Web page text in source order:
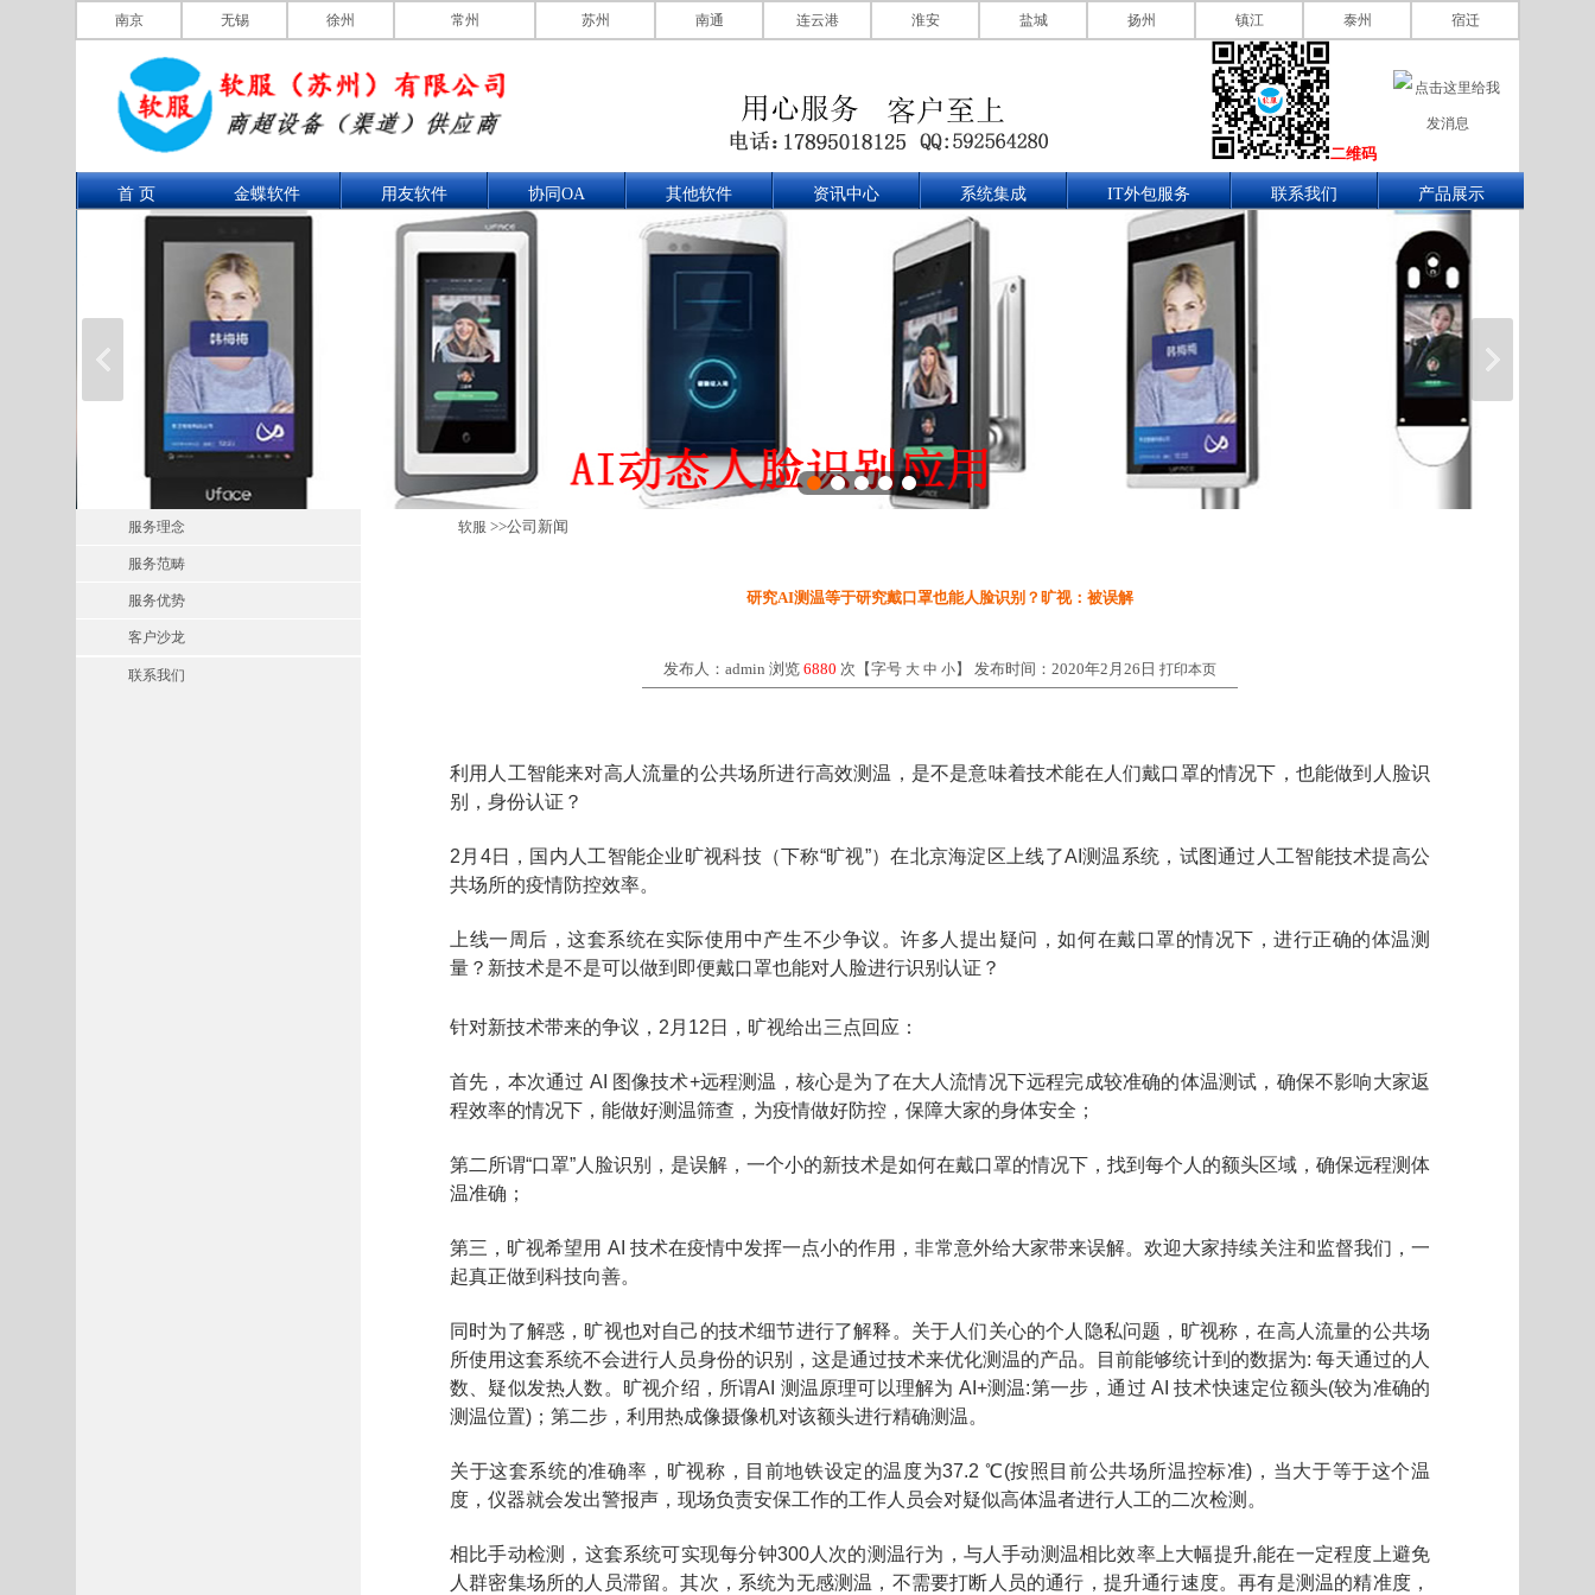
南京 无锡 徐州 常州 苏州 南通 连云港 淮安 盐城 扬州 镇江 泰州 宿迁
二维码
首 页 金蝶软件 用友软件 协同OA 其他软件 资讯中心 系统集成 IT外包服务 联系我们 产品展示
服务理念
服务范畴
服务优势
客户沙龙
联系我们
软服 >>公司新闻
研究AI测温等于研究戴口罩也能人脸识别？旷视：被误解
发布人：admin 浏览 6880 次【字号 大 中 小】 发布时间：2020年2月26日 打印本页
利用人工智能来对高人流量的公共场所进行高效测温，是不是意味着技术能在人们戴口罩的情况下，也能做到人脸识
别，身份认证？
2月4日，国内人工智能企业旷视科技（下称“旷视”）在北京海淀区上线了AI测温系统，试图通过人工智能技术提高公
共场所的疫情防控效率。
上线一周后，这套系统在实际使用中产生不少争议。许多人提出疑问，如何在戴口罩的情况下，进行正确的体温测
量？新技术是不是可以做到即便戴口罩也能对人脸进行识别认证？
针对新技术带来的争议，2月12日，旷视给出三点回应：
首先，本次通过 AI 图像技术+远程测温，核心是为了在大人流情况下远程完成较准确的体温测试，确保不影响大家返
程效率的情况下，能做好测温筛查，为疫情做好防控，保障大家的身体安全；
第二所谓“口罩”人脸识别，是误解，一个小的新技术是如何在戴口罩的情况下，找到每个人的额头区域，确保远程测体
温准确；
第三，旷视希望用 AI 技术在疫情中发挥一点小的作用，非常意外给大家带来误解。欢迎大家持续关注和监督我们，一
起真正做到科技向善。
同时为了解惑，旷视也对自己的技术细节进行了解释。关于人们关心的个人隐私问题，旷视称，在高人流量的公共场
所使用这套系统不会进行人员身份的识别，这是通过技术来优化测温的产品。目前能够统计到的数据为: 每天通过的人
数、疑似发热人数。旷视介绍，所谓AI 测温原理可以理解为 AI+测温:第一步，通过 AI 技术快速定位额头(较为准确的
测温位置)；第二步，利用热成像摄像机对该额头进行精确测温。
关于这套系统的准确率，旷视称，目前地铁设定的温度为37.2 ℃(按照目前公共场所温控标准)，当大于等于这个温
度，仪器就会发出警报声，现场负责安保工作的工作人员会对疑似高体温者进行人工的二次检测。
相比手动检测，这套系统可实现每分钟300人次的测温行为，与人手动测温相比效率上大幅提升,能在一定程度上避免
人群密集场所的人员滞留。其次，系统为无感测温，不需要打断人员的通行，提升通行速度。再有是测温的精准度，